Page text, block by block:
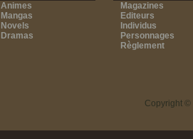
Animes
Mangas
Novels
Dramas
Magazines
Editeurs
Individus
Personnages
Règlement
Copyright ©